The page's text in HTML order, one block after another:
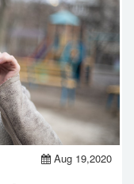
Aug 19,2020